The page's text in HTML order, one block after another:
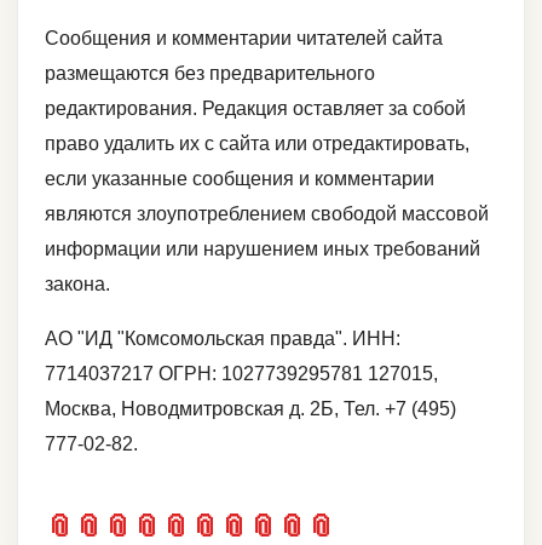
Сообщения и комментарии читателей сайта
размещаются без предварительного
редактирования. Редакция оставляет за собой
право удалить их с сайта или отредактировать,
если указанные сообщения и комментарии
являются злоупотреблением свободой массовой
информации или нарушением иных требований
закона.
АО "ИД "Комсомольская правда". ИНН:
7714037217 ОГРН: 1027739295781 127015,
Москва, Новодмитровская д. 2Б, Тел. +7 (495)
777-02-82.
📎 📎 📎 📎 📎 📎 📎 📎 📎 📎